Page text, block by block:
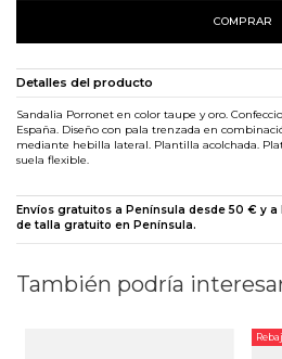
COMPRAR
Detalles del producto
Sandalia Porronet en color taupe y oro.
España. Diseño con pala trenzada en
mediante hebilla lateral. Plantilla acolchada.
suela flexible.
Envíos gratuitos a Península desde 50 € y
de talla gratuito en Península.
También podría